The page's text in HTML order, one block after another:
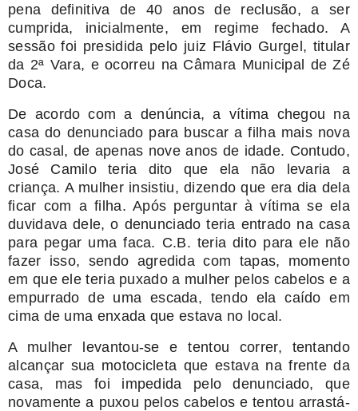
pena definitiva de 40 anos de reclusão, a ser
cumprida, inicialmente, em regime fechado. A
sessão foi presidida pelo juiz Flávio Gurgel, titular
da 2ª Vara, e ocorreu na Câmara Municipal de Zé
Doca.
De acordo com a denúncia, a vítima chegou na
casa do denunciado para buscar a filha mais nova
do casal, de apenas nove anos de idade. Contudo,
José Camilo teria dito que ela não levaria a
criança. A mulher insistiu, dizendo que era dia dela
ficar com a filha. Após perguntar à vítima se ela
duvidava dele, o denunciado teria entrado na casa
para pegar uma faca. C.B. teria dito para ele não
fazer isso, sendo agredida com tapas, momento
em que ele teria puxado a mulher pelos cabelos e a
empurrado de uma escada, tendo ela caído em
cima de uma enxada que estava no local.
A mulher levantou-se e tentou correr, tentando
alcançar sua motocicleta que estava na frente da
casa, mas foi impedida pelo denunciado, que
novamente a puxou pelos cabelos e tentou arrastá-